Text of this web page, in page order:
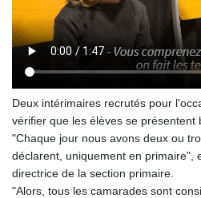
Deux intérimaires recrutés pour
vérifier que les élèves se présentent
"Chaque jour nous avons deux ou
déclarent, uniquement en primaire",
directrice de la section primaire.
"Alors, tous les camarades sont